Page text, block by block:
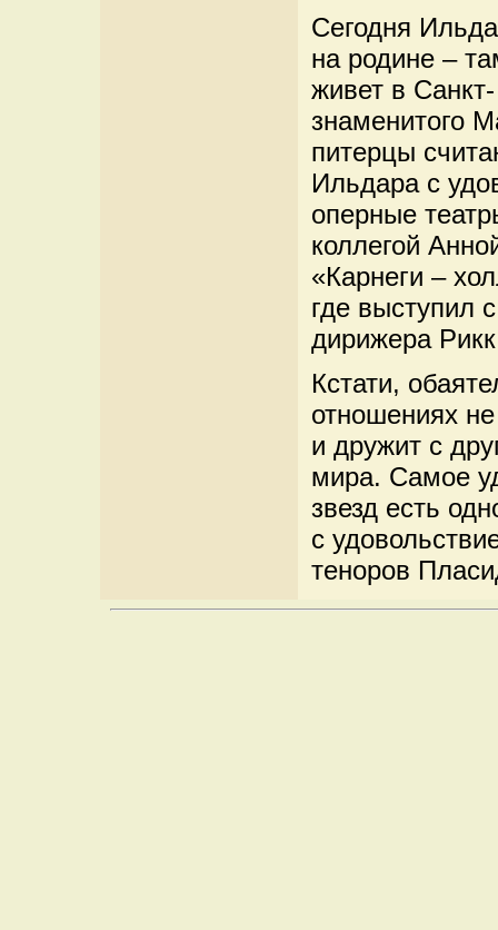
Сегодня
на родине –
живет в
знаменитого
питерцы
Ильдара с
оперные
коллегой
«Карнеги –
где выступил
дирижера
Кстати,
отношениях
и дружит с
мира. Самое
звезд есть
с
теноров